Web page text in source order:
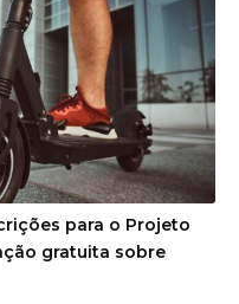
para o Projeto
gratuita sobre